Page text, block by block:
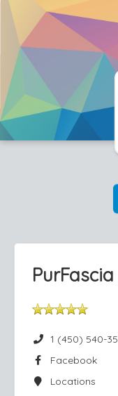
1 (450) 540-
Facebook
Locations